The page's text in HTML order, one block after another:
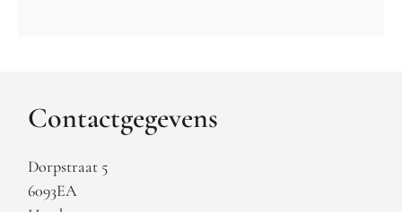
Contactgegevens
Dorpstraat 5
6093EA